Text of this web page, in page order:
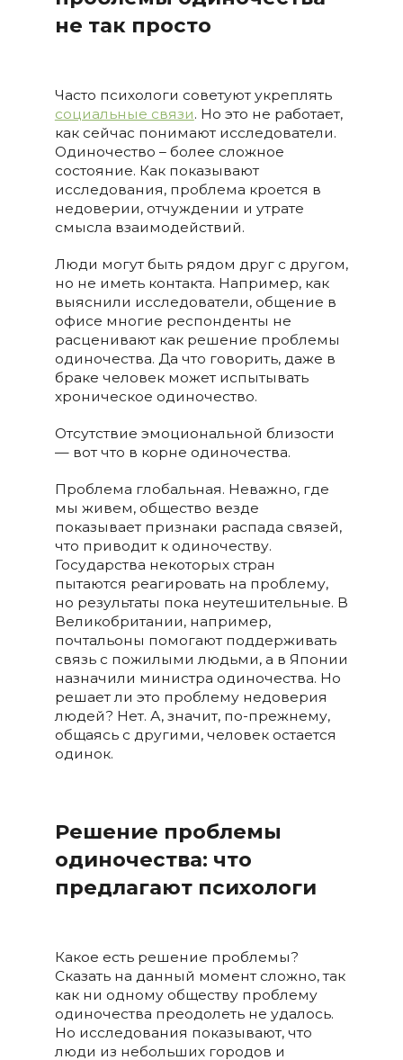
не так просто
Часто психологи советуют укреплять
социальные связи. Но это не работает,
как сейчас понимают исследователи.
Одиночество – более сложное
состояние. Как показывают
исследования, проблема кроется в
недоверии, отчуждении и утрате
смысла взаимодействий.
Люди могут быть рядом друг с другом,
но не иметь контакта. Например, как
выяснили исследователи, общение в
офисе многие респонденты не
расценивают как решение проблемы
одиночества. Да что говорить, даже в
браке человек может испытывать
хроническое одиночество.
Отсутствие эмоциональной близости
— вот что в корне одиночества.
Проблема глобальная. Неважно, где
мы живем, общество везде
показывает признаки распада связей,
что приводит к одиночеству.
Государства некоторых стран
пытаются реагировать на проблему,
но результаты пока неутешительные. В
Великобритании, например,
почтальоны помогают поддерживать
связь с пожилыми людьми, а в Японии
назначили министра одиночества. Но
решает ли это проблему недоверия
людей? Нет. А, значит, по-прежнему,
общаясь с другими, человек остается
одинок.
Решение проблемы
одиночества: что
предлагают психологи
Какое есть решение проблемы?
Сказать на данный момент сложно, так
как ни одному обществу проблему
одиночества преодолеть не удалось.
Но исследования показывают, что
люди из небольших городов и